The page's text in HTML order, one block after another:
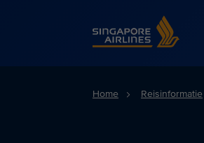
Singapore Airlines Home
Home Reisinformatie